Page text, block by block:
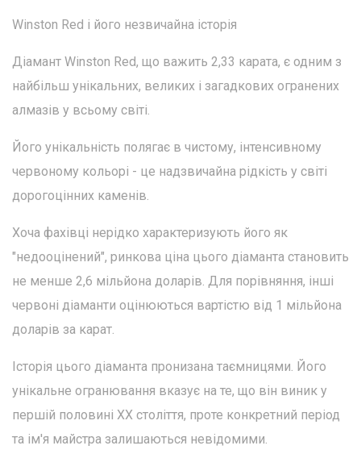
Winston Red і його незвичайна історія
Діамант Winston Red, що важить 2,33 карата, є одним з
найбільш унікальних, великих і загадкових огранених
алмазів у всьому світі.
Його унікальність полягає в чистому, інтенсивному
червоному кольорі - це надзвичайна рідкість у світі
дорогоцінних каменів.
Хоча фахівці нерідко характеризують його як
"недооцінений", ринкова ціна цього діаманта становить
не менше 2,6 мільйона доларів. Для порівняння, інші
червоні діаманти оцінюються вартістю від 1 мільйона
доларів за карат.
Історія цього діаманта пронизана таємницями. Його
унікальне огранювання вказує на те, що він виник у
першій половині XX століття, проте конкретний період
та ім'я майстра залишаються невідомими.